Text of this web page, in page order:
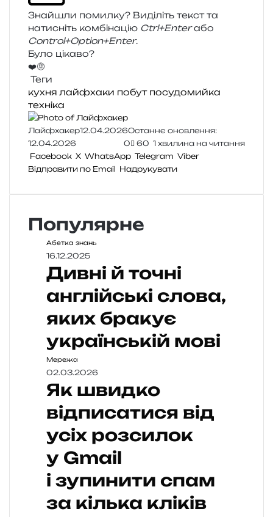
Знайшли помил­ку? Виділіть текст та
нати­сніть ком­бі­на­цію Ctrl+Enterабо
Control+Option+Enter.
Було цікаво?
❤️🤨
Теги
кухня лайфхаки побут посудомийка
техніка
Лайфхакер12.04.2026Останнє оновлення:
12.04.2026
0 60 1 хвилина на читання
Facebook X WhatsApp Telegram Viber
Відправити по Email Надрукувати
Популярне
Абетка знань
16.12.2025
Дивні й точні
англійські слова,
яких бракує
українській мові
Мережа
02.03.2026
Як швидко
відписатися від
усіх розсилок
у Gmail
і зупинити спам
за кілька кліків